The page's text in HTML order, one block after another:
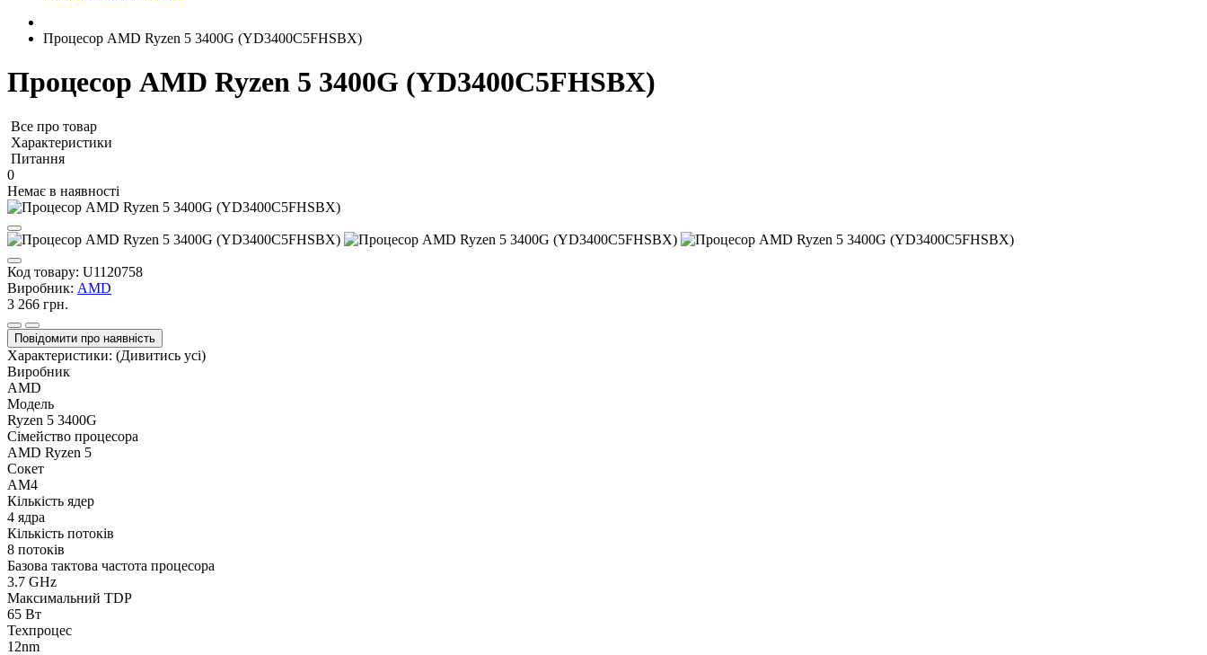
Процесор AMD Ryzen 5 3400G (YD3400C5FHSBX)
Процесор AMD Ryzen 5 3400G (YD3400C5FHSBX)
Все про товар
Характеристики
Питання
0
Немає в наявності
Код товару: U1120758
Виробник: AMD
3 266 грн.
Повідомити про наявність
Характеристики: (Дивитись усі)
Виробник
AMD
Модель
Ryzen 5 3400G
Сімейство процесора
AMD Ryzen 5
Сокет
AM4
Кількість ядер
4 ядра
Кількість потоків
8 потоків
Базова тактова частота процесора
3.7 GHz
Максимальний TDP
65 Вт
Техпроцес
12nm